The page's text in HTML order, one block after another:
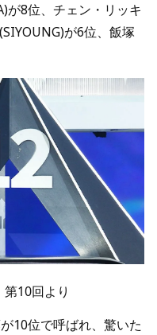
が8位、チェン・リッキ
が6位、飯塚
第10回より
10位で呼ばれ、驚いた